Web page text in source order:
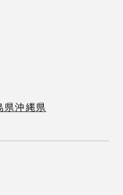
県沖縄県